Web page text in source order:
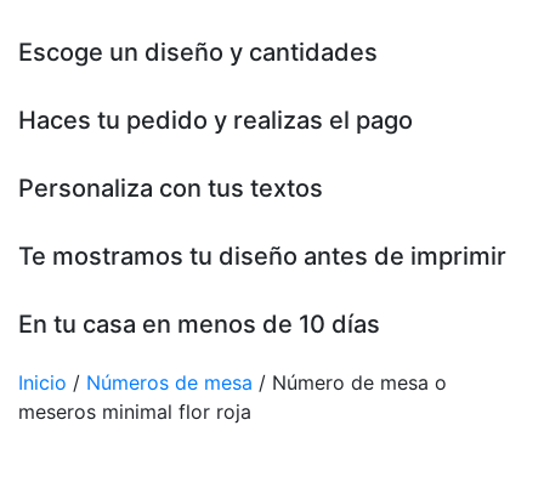
Escoge un diseño y cantidades
Haces tu pedido y realizas el pago
Personaliza con tus textos
Te mostramos tu diseño antes de imprimir
En tu casa en menos de 10 días
Inicio / Números de mesa / Número de mesa o
meseros minimal flor roja